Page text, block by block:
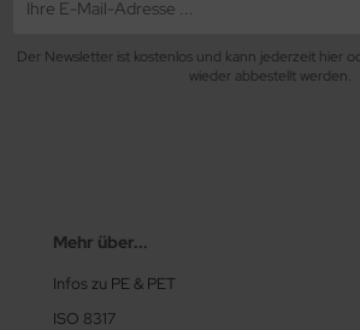
Der Newsletter ist kostenlos und kann jederzeit hier
wieder abbestellt werden.
Mehr über...
Infos zu PE & PET
ISO 8317